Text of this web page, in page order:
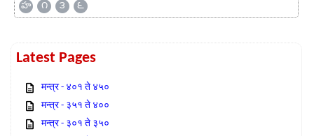
హ
౧ ౩ ౬
Latest Pages
मन्त्र - ४०१ ते ४५०
मन्त्र - ३५१ ते ४००
मन्त्र - ३०१ ते ३५०